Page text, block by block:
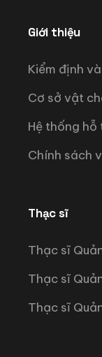
Giới thiệu
Kiểm định
Cơ sở vật
Hệ thống hỗ
Chính sách
Thạc sĩ
Thạc sĩ
Thạc sĩ
Thạc sĩ